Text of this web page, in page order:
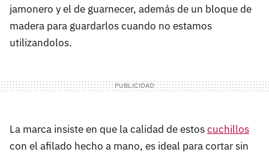
jamonero y el de guarnecer, además de un bloque de
madera para guardarlos cuando no estamos
utilizandolos.
La marca insiste en que la calidad de estoscuchillos
con el afilado hecho a mano, es ideal para cortar sin